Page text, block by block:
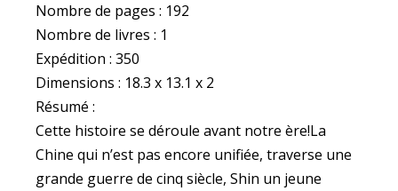
Nombre de pages : 192
Nombre de livres : 1
Expédition : 350
Dimensions : 18.3 x 13.1 x 2
Résumé :
Cette histoire se déroule avant notre ère!La
Chine qui n’est pas encore unifiée, traverse une
grande guerre de cinq siècle, Shin un jeune